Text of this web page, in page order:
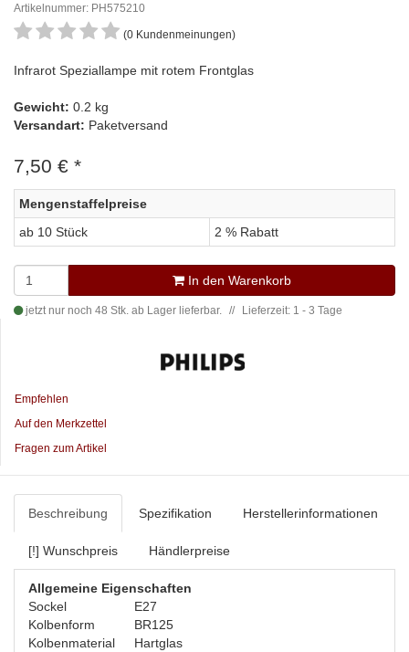
Artikelnummer: PH575210
(0 Kundenmeinungen)
Infrarot Speziallampe mit rotem Frontglas
Gewicht: 0.2 kg
Versandart: Paketversand
7,50 € *
Mengenstaffelpreise
ab 10 Stück
2 % Rabatt
In den Warenkorb
jetzt nur noch 48 Stk. ab Lager lieferbar. Lieferzeit: 1 - 3 Tage
Empfehlen
Auf den Merkzettel
Fragen zum Artikel
Beschreibung Spezifikation Herstellerinformationen
[!] Wunschpreis Händlerpreise
Allgemeine Eigenschaften
Sockel
E27
Kolbenform
BR125
Kolbenmaterial
Hartglas